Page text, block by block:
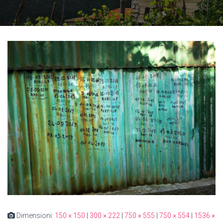
E
Dimensioni: 150 × 150 300 × 222 750 × 555 750 × 554
1536 ×